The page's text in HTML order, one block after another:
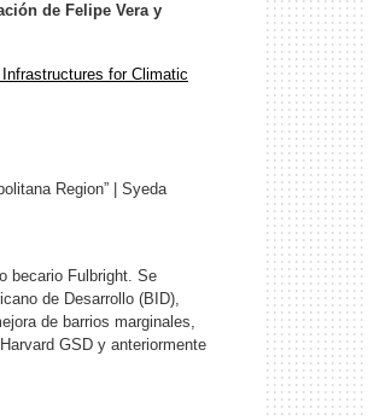
de Felipe Vera y
for Climatic
Region” | Syeda
becario Fulbright. Se
de Desarrollo (BID),
de barrios marginales,
GSD y anteriormente